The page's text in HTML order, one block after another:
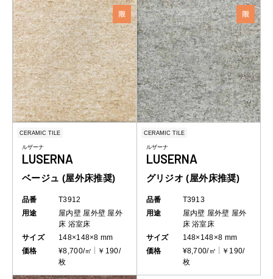
CERAMIC TILE
ルザーナ
LUSERNA
ベージュ (屋外床推奨)
品番
T3912
用途
屋内壁 屋外壁 屋外
床 浴室床
サイズ
148×148×8 mm
価格
¥8,700/㎡
￥190/
枚
CERAMIC TILE
ルザーナ
LUSERNA
グリジオ (屋外床推奨)
品番
T3913
用途
屋内壁 屋外壁 屋外
床 浴室床
サイズ
148×148×8 mm
価格
¥8,700/㎡
￥190/
枚